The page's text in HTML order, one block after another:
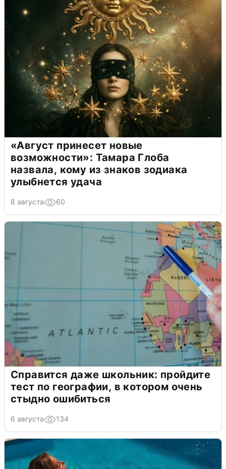
«Август принесет новые
возможности»: Тамара Глоба
назвала, кому из знаков зодиака
улыбнется удача
8 августа 60
Справится даже школьник: пройдите
тест по географии, в котором очень
стыдно ошибиться
6 августа 134